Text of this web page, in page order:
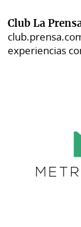
Club La
experiencias